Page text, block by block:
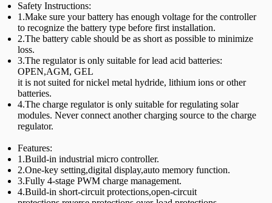
Safety Instructions:
1.Make sure your battery has enough voltage for the controller
to recognize the battery type before first installation.
2.The battery cable should be as short as possible to minimize
loss.
3.The regulator is only suitable for lead acid batteries:
OPEN,AGM, GEL
it is not suited for nickel metal hydride, lithium ions or other
batteries.
4.The charge regulator is only suitable for regulating solar
modules. Never connect another charging source to the charge
regulator.
Features:
1.Build-in industrial micro controller.
2.One-key setting,digital display,auto memory function.
3.Fully 4-stage PWM charge management.
4.Build-in short-circuit protections,open-circuit